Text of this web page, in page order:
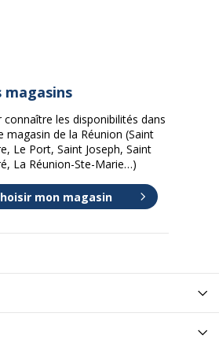
magasins
connaître les disponibilités dans
magasin de la Réunion (Saint
Le Port, Saint Joseph, Saint
La Réunion-Ste-Marie…)
mon magasin